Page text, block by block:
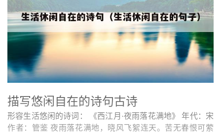
描写悠闲自在的诗句古诗
形容生活悠闲的诗词： 《西江月·夜雨落花满地》 年代：宋
作者：管鉴 夜雨落花满地，晓风飞絮连天。苦无春恨可萦